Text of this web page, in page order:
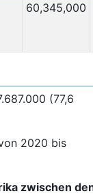
60,345,000
(77,6
2020 bis
zwischen